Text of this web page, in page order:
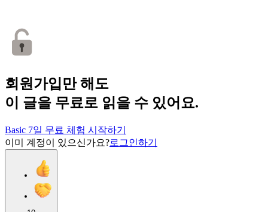
회원가입만 해도
이 글을 무료로 읽을 수 있어요.
Basic 7일 무료 체험 시작하기
이미 계정이 있으신가요?로그인하기